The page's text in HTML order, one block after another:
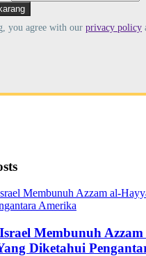
you agree with our privacy policy
Membunuh
Diketahui